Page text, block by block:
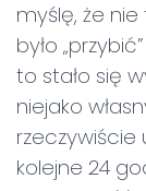
myślę, że
było
to stało się
niejako
rzeczywiście
kolejne 24